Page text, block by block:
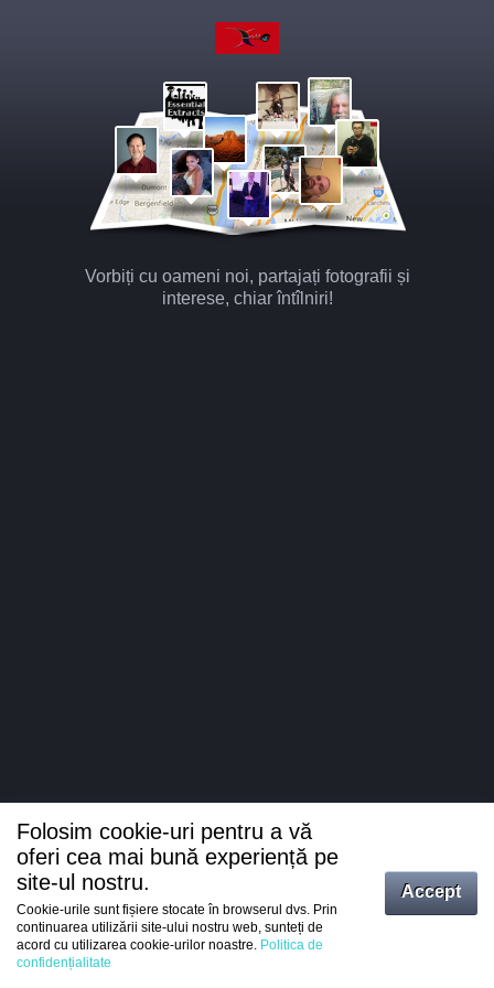
Vorbiți cu oameni noi, partajați fotografii și
interese, chiar întîlniri!
Intrați
Folosim cookie-uri pentru a vă
oferi cea mai bună experiență pe
site-ul nostru.
Cookie-urile sunt fișiere stocate în browserul dvs. Prin
continuarea utilizării site-ului nostru web, sunteți de
acord cu utilizarea cookie-urilor noastre. Politica de
confidențialitate
Accept